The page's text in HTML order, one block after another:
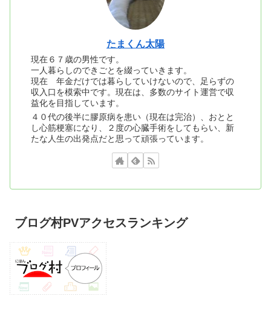
たまくん太陽
現在６７歳の男性です。
一人暮らしのできごとを綴っていきます。
現在 年金だけでは暮らしていけないので、足らずの
収入口を模索中です。現在は、多数のサイト運営で収
益化を目指しています。
４０代の後半に膠原病を患い（現在は完治）、おとと
し心筋梗塞になり、２度の心臓手術をしてもらい、新
たな人生の出発点だと思って頑張っています。
ブログ村PVアクセスランキング